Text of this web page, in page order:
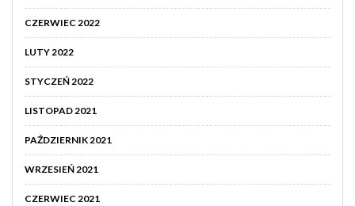
CZERWIEC 2022
LUTY 2022
STYCZEŃ 2022
LISTOPAD 2021
PAŹDZIERNIK 2021
WRZESIEŃ 2021
CZERWIEC 2021